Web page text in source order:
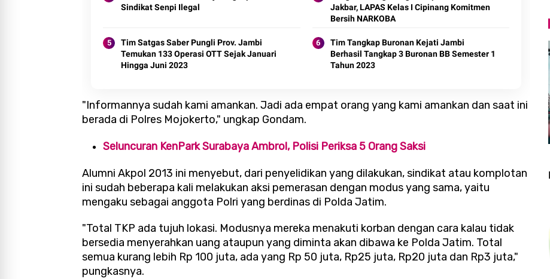
Sindikat Senpi Ilegal
Jakbar, LAPAS Kelas I Cipinang Komitmen
Bersih NARKOBA
Tim Satgas Saber Pungli Prov. Jambi
Temukan 133 Operasi OTT Sejak Januari
Hingga Juni 2023
Tim Tangkap Buronan Kejati Jambi
Berhasil Tangkap 3 Buronan BB Semester 1
Tahun 2023
"Informannya sudah kami amankan. Jadi ada empat orang yang kami amankan dan saat ini
berada di Polres Mojokerto," ungkap Gondam.
Seluncuran KenPark Surabaya Ambrol, Polisi Periksa 5 Orang Saksi
Alumni Akpol 2013 ini menyebut, dari penyelidikan yang dilakukan, sindikat atau komplotan
ini sudah beberapa kali melakukan aksi pemerasan dengan modus yang sama, yaitu
mengaku sebagai anggota Polri yang berdinas di Polda Jatim.
"Total TKP ada tujuh lokasi. Modusnya mereka menakuti korban dengan cara kalau tidak
bersedia menyerahkan uang ataupun yang diminta akan dibawa ke Polda Jatim. Total
semua kurang lebih Rp 100 juta, ada yang Rp 50 juta, Rp25 juta, Rp20 juta dan Rp3 juta,"
pungkasnya.